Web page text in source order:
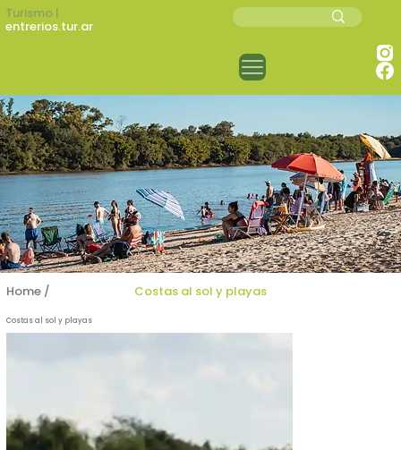
Turismo |
entrerios.tur.ar
Home / Costas al sol y playas
Costas al sol y playas
Experiencias